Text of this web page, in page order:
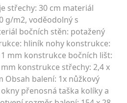
střechy: 30 cm materiál
g/m2, voděodolný s
bočních stěn: potažený
hliník nohy konstrukce:
mm konstrukce bočních lišt:
konstrukce střechy: 2,4 x
Obsah balení: 1x nůžkový
přenosná taška kolíky a